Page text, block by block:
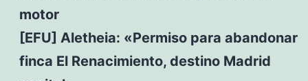
motor
[EFU] Aletheia: «Permiso para abandonar
finca El Renacimiento, destino Madrid